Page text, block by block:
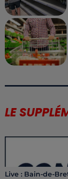
Live : Bain-de-
LE